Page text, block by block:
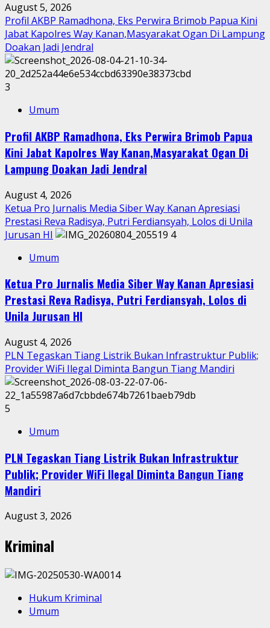
August 5, 2026
Profil AKBP Ramadhona, Eks Perwira Brimob Papua Kini
Jabat Kapolres Way Kanan,Masyarakat Ogan Di Lampung
Doakan Jadi Jendral
3
Umum
Profil AKBP Ramadhona, Eks Perwira Brimob Papua
Kini Jabat Kapolres Way Kanan,Masyarakat Ogan Di
Lampung Doakan Jadi Jendral
August 4, 2026
Ketua Pro Jurnalis Media Siber Way Kanan Apresiasi
Prestasi Reva Radisya, Putri Ferdiansyah, Lolos di Unila
Jurusan HI
4
Umum
Ketua Pro Jurnalis Media Siber Way Kanan Apresiasi
Prestasi Reva Radisya, Putri Ferdiansyah, Lolos di
Unila Jurusan HI
August 4, 2026
PLN Tegaskan Tiang Listrik Bukan Infrastruktur Publik;
Provider WiFi Ilegal Diminta Bangun Tiang Mandiri
5
Umum
PLN Tegaskan Tiang Listrik Bukan Infrastruktur
Publik; Provider WiFi Ilegal Diminta Bangun Tiang
Mandiri
August 3, 2026
Kriminal
Hukum Kriminal
Umum